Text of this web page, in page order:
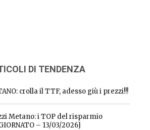
DI TENDENZA
crolla il TTF, adesso giù i prezzi!!!
Metano: i TOP del risparmio
– 13/03/2026]